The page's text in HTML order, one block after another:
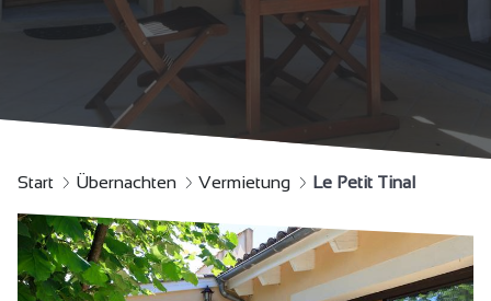
Start Übernachten Vermietung Le Petit Tinal